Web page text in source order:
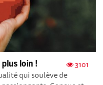
3101
loin !
qui soulève de